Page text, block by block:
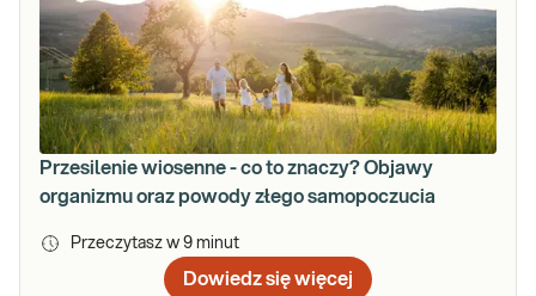
Przesilenie wiosenne - co to znaczy? Objawy
organizmu oraz powody złego samopoczucia
Przeczytasz w 9 minut
Dowiedz się więcej